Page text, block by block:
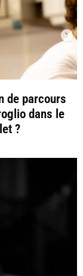
de parcours
dans le
?